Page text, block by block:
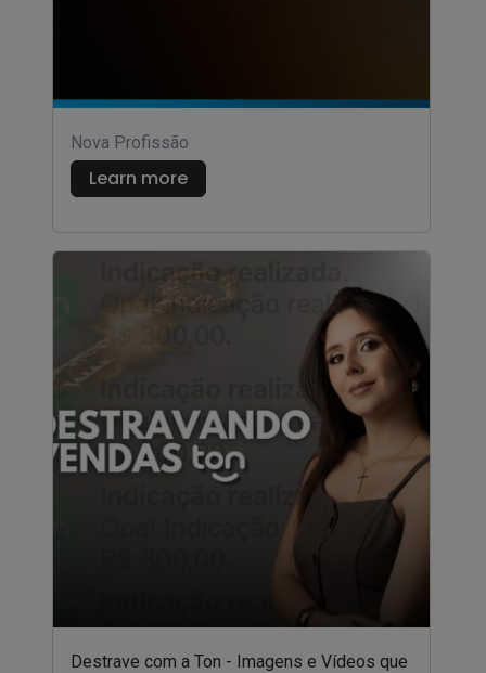
Nova Profissão
Learn more
Destrave com a Ton - Imagens e Vídeos que